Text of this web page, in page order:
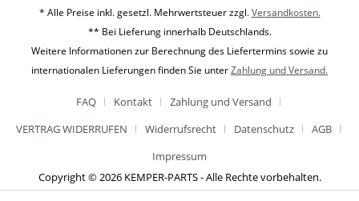
* Alle Preise inkl. gesetzl. Mehrwertsteuer zzgl.Versandkosten.
** Bei Lieferung innerhalb Deutschlands.
Weitere Informationen zur Berechnung des Liefertermins sowie zu
internationalen Lieferungen finden Sie unterZahlung und Versand.
FAQ Kontakt
Zahlung und Versand
VERTRAG WIDERRUFEN
Widerrufsrecht Datenschutz
AGB
Impressum
Copyright © 2026 KEMPER-PARTS - Alle Rechte vorbehalten.